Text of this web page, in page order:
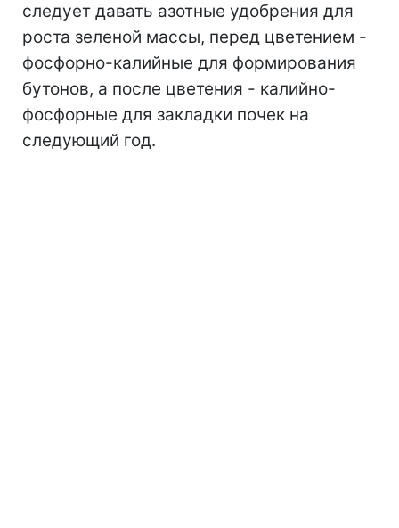
следует давать азотные удобрения для
роста зеленой массы, перед цветением -
фосфорно-калийные для формирования
бутонов, а после цветения - калийно-
фосфорные для закладки почек на
следующий год.